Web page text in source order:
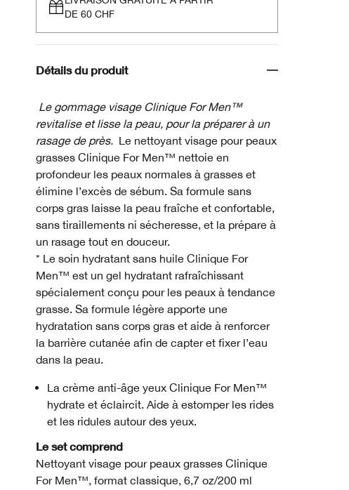
DE 60 CHF
Détails du produit
Le gommage visage Clinique For Men™
revitalise et lisse la peau, pour la préparer à un
rasage de près. Le nettoyant visage pour peaux
grasses Clinique For Men™ nettoie en
profondeur les peaux normales à grasses et
élimine l’excès de sébum. Sa formule sans
corps gras laisse la peau fraîche et confortable,
sans tiraillements ni sécheresse, et la prépare à
un rasage tout en douceur.
* Le soin hydratant sans huile Clinique For
Men™ est un gel hydratant rafraîchissant
spécialement conçu pour les peaux à tendance
grasse. Sa formule légère apporte une
hydratation sans corps gras et aide à renforcer
la barrière cutanée afin de capter et fixer l’eau
dans la peau.
La crème anti-âge yeux Clinique For Men™
hydrate et éclaircit. Aide à estomper les rides
et les ridules autour des yeux.
Le set comprend
Nettoyant visage pour peaux grasses Clinique
For Men™, format classique, 6,7 oz/200 ml